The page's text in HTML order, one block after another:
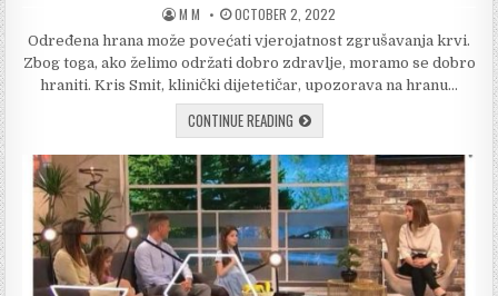
AUTHOR:
M M PUBLISHED
DATE:
OCTOBER 2, 2022
Određena hrana može povećati vjerojatnost zgrušavanja krvi.
Zbog toga, ako želimo održati dobro zdravlje, moramo se dobro
hraniti. Kris Smit, klinički dijetetičar, upozorava na hranu…
CONTINUE READINGPOGLEDAJTE
KOJE
POVECAVAJU
RIZIK
OD
TROMBOZE